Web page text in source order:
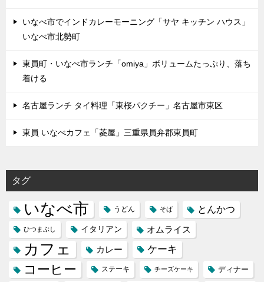
いなべ市でインドカレーモーニング「サヤ キッチン ハウス」
いなべ市北勢町
東員町・いなべ市ランチ「omiya」ボリュームたっぷり、落ち
着ける
名古屋ランチ タイ料理「東桜パクチー」名古屋市東区
東員 いなべカフェ「菱屋」三重県員弁郡東員町
タグ
いなべ市 うどん そば とんかつ
ひつまぶし イタリアン オムライス
カフェ カレー ケーキ
コーヒー ステーキ チーズケーキ ディナー